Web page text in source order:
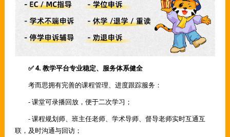
✅ 4. 教学平台专业稳定、服务体系健全
考而思拥有完善的课程管理、进度跟踪服务：
- 课堂可录播回放，便于二次学习；
- 课程规划师、班主任老师、学术导师、督导老师实时互通互
联，及时沟通与回访；